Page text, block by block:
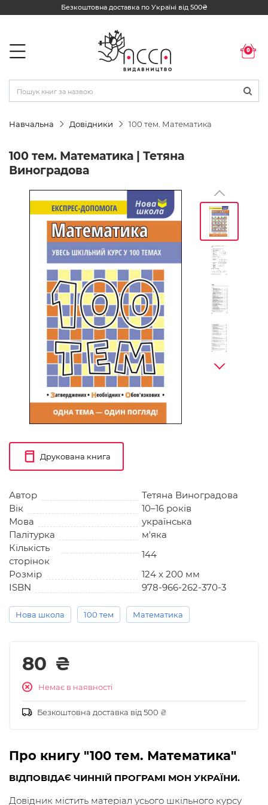
Безкоштовна доставка по Україні від 500₴
0
Навчальна Довідники 100 тем. Математика
100 тем. Математика | Тетяна
Виноградова
Друкована книга
Автор
Тетяна Виноградова
Вік
10–16 років
Мова
українська
Палітурка
м'яка
Кількість
сторінок
144
Розмір
124 х 200 мм
ISBN
978-966-262-370-3
Нова школа 100 тем Математика
80 ₴
Немає в наявності
Безкоштовна доставка від 500 ₴
Про книгу "100 тем. Математика"
ВІДПОВІДАЄ ЧИННІЙ ПРОГРАМІ МОН УКРАЇНИ.
Довідник містить матеріал усього шкільного курсу